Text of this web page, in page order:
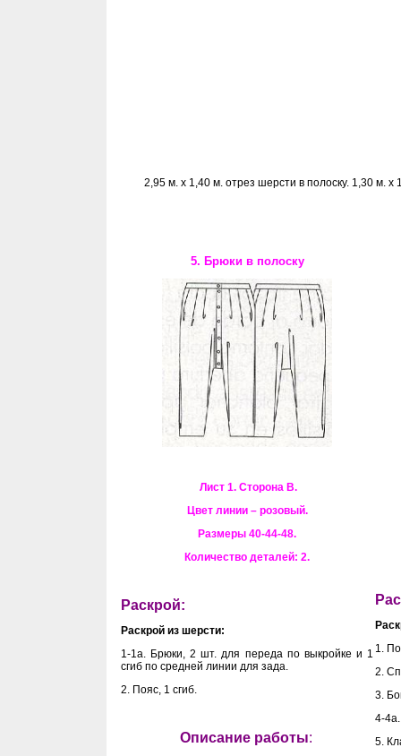
2,95 м. х 1,40 м. отрез шерсти в полоску. 1,30 м.
5. Брюки в полоску
Лист 1. Сторона В.
Цвет линии – розовый.
Размеры 40-44-48.
Количество деталей: 2.
Раскрой:
Раскрой из шерсти:
1-1а. Брюки, 2 шт. для переда по выкройке и 1
сгиб по средней линии для зада.
2. Пояс, 1 сгиб.
Описание работы:
1.
2.
3.
4-
5.